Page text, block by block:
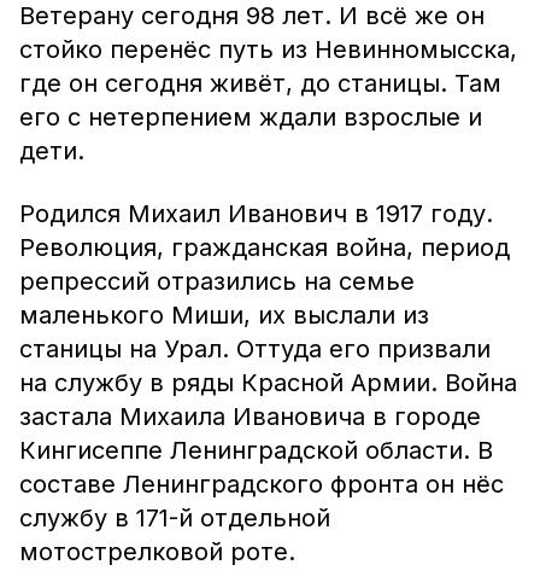
Ветерану сегодня 98 лет. И всё же он
стойко перенёс путь из Невинномысска,
где он сегодня живёт, до станицы. Там
его с нетерпением ждали взрослые и
дети.
Родился Михаил Иванович в 1917 году.
Революция, гражданская война, период
репрессий отразились на семье
маленького Миши, их выслали из
станицы на Урал. Оттуда его призвали
на службу в ряды Красной Армии. Война
застала Михаила Ивановича в городе
Кингисеппе Ленинградской области. В
составе Ленинградского фронта он нёс
службу в 171-й отдельной
мотострелковой роте.